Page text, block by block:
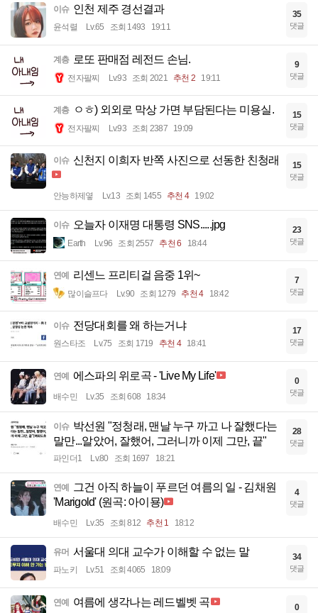
이슈 인천 제주 경선결과
윤석렬 Lv.65 조회 1493 19:11
35
댓글
계층 로또 판매점 레전드 손님.
전자팔찌 Lv.93 조회 2021 추천 2 19:11
9
댓글
계층 ㅇㅎ) 외외로 막상 가면 부담된다는 미용실.
전자팔찌 Lv.93 조회 2387 19:09
15
댓글
이슈 신천지 이희자 반쪽 사진으로 선동한 친청래
안능하제옇 Lv.13 조회 1455 추천 4 19:02
15
댓글
이슈 오늘자 이재명 대통령 SNS.....jpg
Earth Lv.96 조회 2557 추천 6 18:44
23
댓글
연예 리센느 프리티걸 음중 1위~
많이슬프다 Lv.90 조회 1279 추천 4 18:42
7
댓글
이슈 전당대회를 왜 하는거냐
원스타조 Lv.75 조회 1719 추천 4 18:41
17
댓글
연예 에스파의 위로곡 - 'Live My Life'
배수민 Lv.35 조회 608 18:34
0
댓글
이슈 박선원 "정청래, 맨날 누구 까고 나 잘했다는
말만...알았어, 잘했어, 그러니까 이제 그만, 끝"
파인더1 Lv.80 조회 1697 18:21
28
댓글
연예 그건 아직 하늘이 푸르던 여름의 일 - 김채원
'Marigold' (원곡: 아이묭)
배수민 Lv.35 조회 812 추천 1 18:12
4
댓글
유머 서울대 의대 교수가 이해할 수 없는 말
파노키 Lv.51 조회 4065 18:09
34
댓글
연예 여름에 생각나는 레드벨벳 곡 0